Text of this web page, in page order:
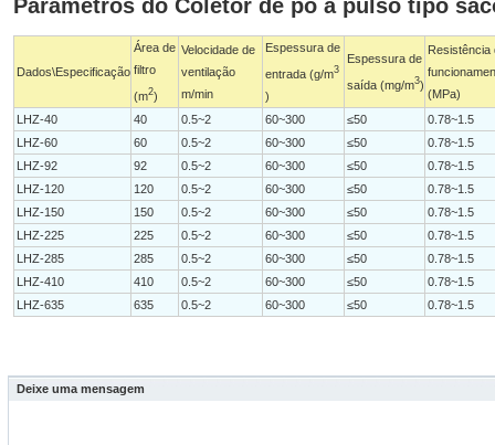
Parâmetros do Coletor de pó a pulso tipo
Dados\Especificação
Área de
filtro
(m2)
Velocidade de
ventilação
m/min
Espessura de
entrada (g/m3
)
Espessura de
saída (mg/m3)
Resistência
(MPa)
LHZ-40
40 0.5~2 60~300 ≤50
0.78~1.5
LHZ-60
60 0.5~2 60~300 ≤50
0.78~1.5
LHZ-92
92 0.5~2 60~300 ≤50
0.78~1.5
LHZ-120
120 0.5~2 60~300 ≤50
0.78~1.5
LHZ-150
150 0.5~2 60~300 ≤50
0.78~1.5
LHZ-225
225 0.5~2 60~300 ≤50
0.78~1.5
LHZ-285
285 0.5~2 60~300 ≤50
0.78~1.5
LHZ-410
410 0.5~2 60~300 ≤50
0.78~1.5
LHZ-635
635 0.5~2 60~300 ≤50 0.78~1.5
Deixe uma mensagem